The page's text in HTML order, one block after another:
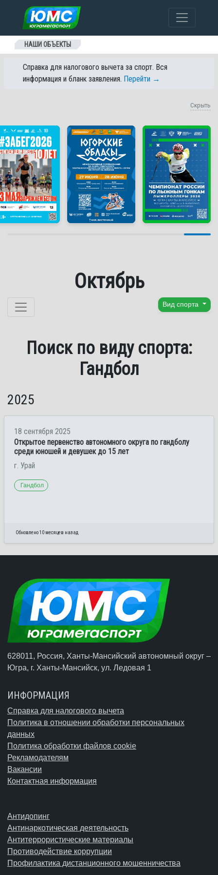
Перейти к содержанию
НАШИ ОБЪЕКТЫ
Справка для налогового вычета за спорт. Вся
информация и бланк заявления. Перейти →
Скрыть
Октябрь
Перейти к содержанию Вид спорта
Поиск по виду спорта:
Гандбол
2025
18 сентября 2025
Открытое первенство автономного округа по гандболу
среди юношей и девушек до 15 лет
г. Урай
Гандбол
Обновлено 10 месяцев назад
628011, Россия, Ханты-Мансийский автономный округ –
Югра, г. Ханты-Мансийск, ул. Ледовая 1
ИНФОРМАЦИЯ
Справка для налогового вычета
Политика в отношении обработки персональных
данных
Политика обработки файлов cookie
Рекламодателям
Вакансии
Контактная информация
Антидопинг
Антинаркотическая деятельность
Антитеррористические материалы
Противодействие коррупции
Профилактика дистанционного мошенничества